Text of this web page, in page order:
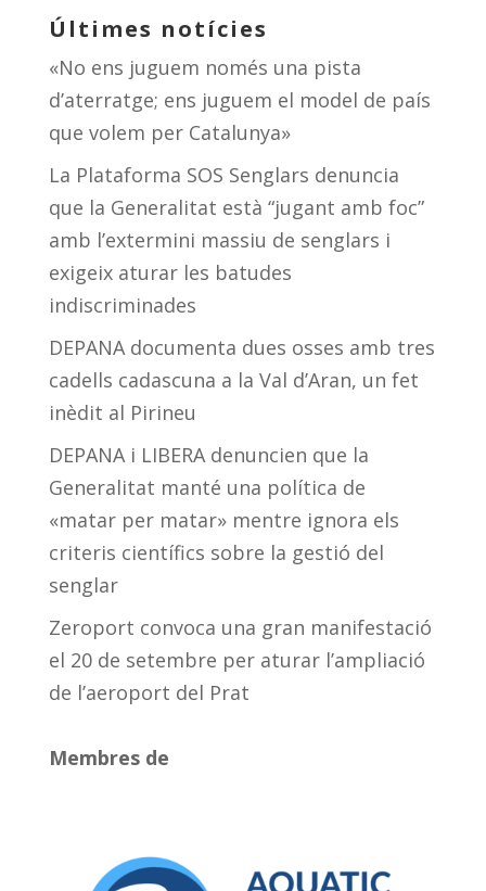
Últimes notícies
«No ens juguem només una pista
d’aterratge; ens juguem el model de país
que volem per Catalunya»
La Plataforma SOS Senglars denuncia
que la Generalitat està “jugant amb foc”
amb l’extermini massiu de senglars i
exigeix aturar les batudes
indiscriminades
DEPANA documenta dues osses amb tres
cadells cadascuna a la Val d’Aran, un fet
inèdit al Pirineu
DEPANA i LIBERA denuncien que la
Generalitat manté una política de
«matar per matar» mentre ignora els
criteris científics sobre la gestió del
senglar
Zeroport convoca una gran manifestació
el 20 de setembre per aturar l’ampliació
de l’aeroport del Prat
Membres de